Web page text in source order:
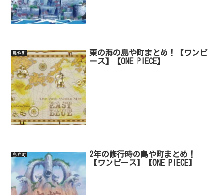
島や町
東の海の島や町まとめ！【ワンピ
ース】【ONE PIECE】
島や町
2年の修行時の島や町まとめ！
【ワンピース】【ONE PIECE】